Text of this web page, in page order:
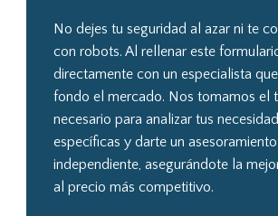
No dejes tu seguridad al azar ni te
con robots. Al rellenar este
directamente con un especialista
fondo el mercado. Nos tomamos el
necesario para analizar tus
específicas y darte un
independiente, asegurándote la
al precio más competitivo.